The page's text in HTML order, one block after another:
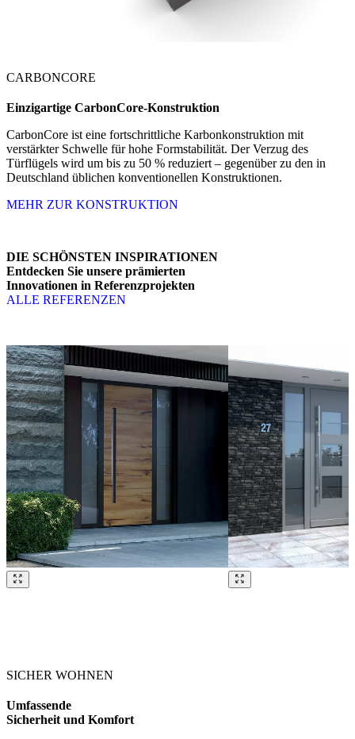
CARBONCORE
Einzigartige CarbonCore-Konstruktion
CarbonCore ist eine fortschrittliche Karbonkonstruktion mit
verstärkter Schwelle für hohe Formstabilität. Der Verzug des
Türflügels wird um bis zu 50 % reduziert – gegenüber zu den in
Deutschland üblichen konventionellen Konstruktionen.
MEHR ZUR KONSTRUKTION
DIE SCHÖNSTEN INSPIRATIONEN
Entdecken Sie unsere prämierten
Innovationen in Referenzprojekten
ALLE REFERENZEN
SICHER WOHNEN
Umfassende
Sicherheit und Komfort